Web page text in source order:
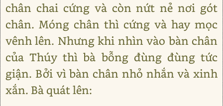
chân chai cứng và còn nứt nẻ nơi gót
chân. Móng chân thì cứng và hay mọc
vênh lên. Nhưng khi nhìn vào bàn chân
của Thúy thì bà bỗng đùng đùng tức
giận. Bởi vì bàn chân nhỏ nhắn và xinh
xắn. Bà quát lên: